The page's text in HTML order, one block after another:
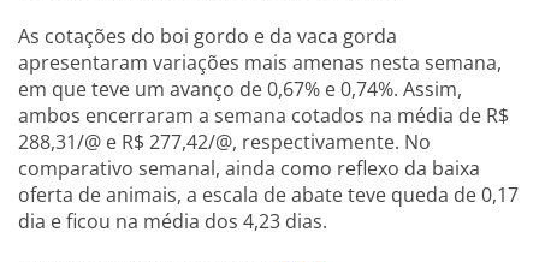
As cotações do boi gordo e da vaca gorda
apresentaram variações mais amenas nesta semana,
em que teve um avanço de 0,67% e 0,74%. Assim,
ambos encerraram a semana cotados na média de R$
288,31/@ e R$ 277,42/@, respectivamente. No
comparativo semanal, ainda como reflexo da baixa
oferta de animais, a escala de abate teve queda de 0,17
dia e ficou na média dos 4,23 dias.